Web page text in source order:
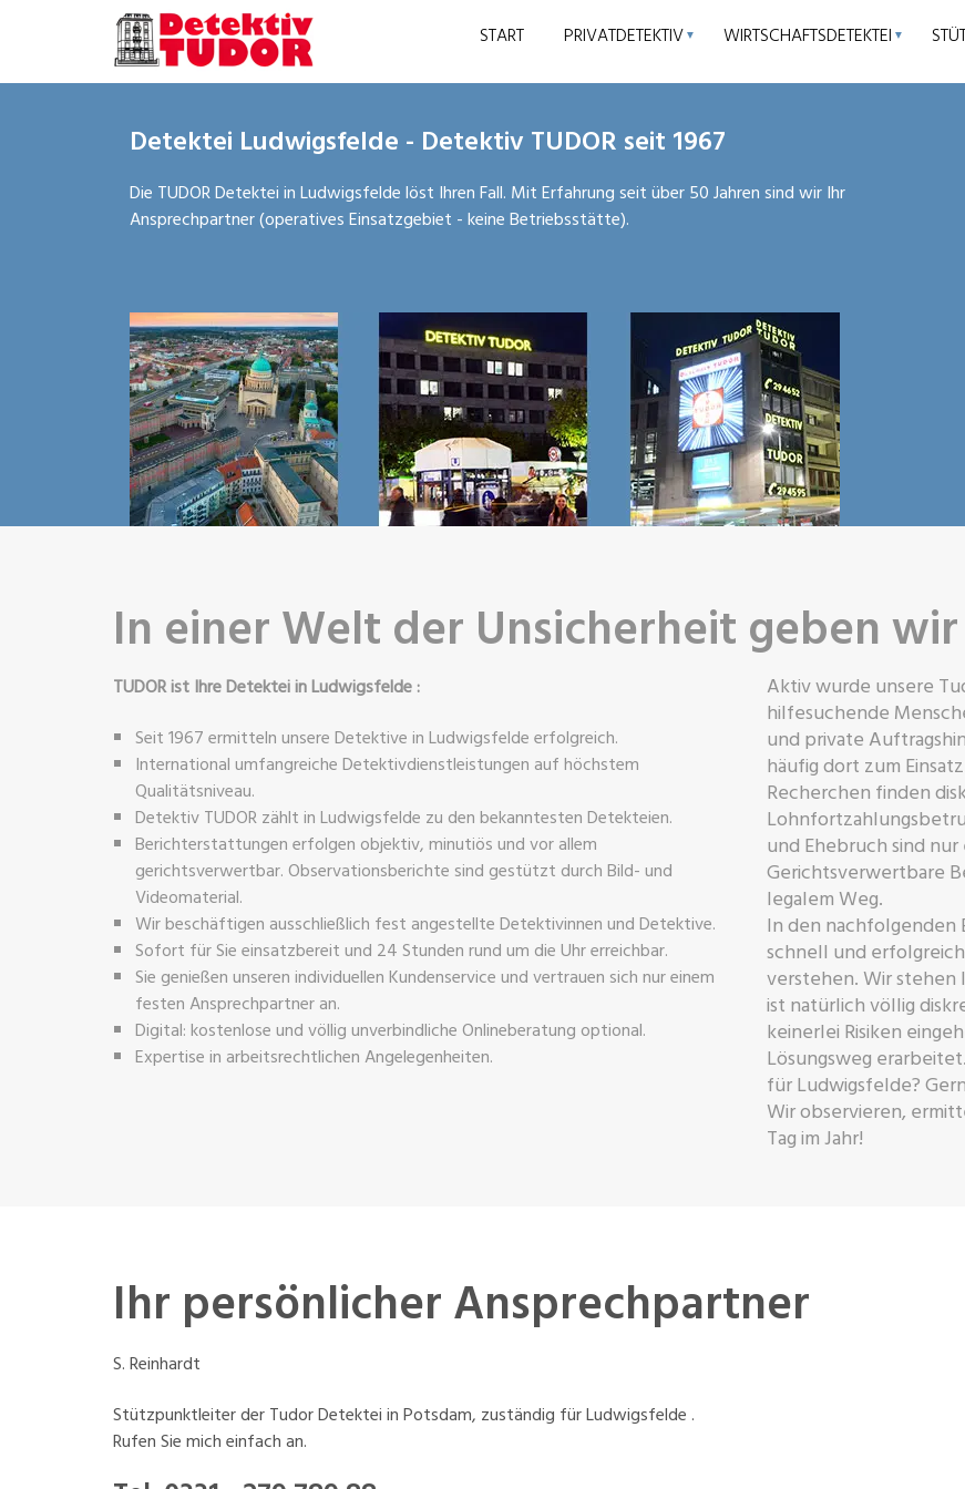
START PRIVATDETEKTIV ▼ WIRTSCHAFTSDETEKTEI ▼
Detektei Ludwigsfelde - Detektiv TUDOR seit 1967
Die TUDOR Detektei in Ludwigsfelde löst Ihren Fall. Mit Erfahrung seit über 50 Jahren sind wir Ihr
Ansprechpartner (operatives Einsatzgebiet - keine Betriebsstätte).
In einer Welt der Unsicherheit geben
TUDOR ist Ihre Detektei in Ludwigsfelde :
Seit 1967 ermitteln unsere Detektive in Ludwigsfelde erfolgreich.
International umfangreiche Detektivdienstleistungen auf höchstem
Qualitätsniveau.
Detektiv TUDOR zählt in Ludwigsfelde zu den bekanntesten Detekteien.
Berichterstattungen erfolgen objektiv, minutiös und vor allem
gerichtsverwertbar. Observationsberichte sind gestützt durch Bild- und
Videomaterial.
Wir beschäftigen ausschließlich fest angestellte Detektivinnen und Detektive.
Sofort für Sie einsatzbereit und 24 Stunden rund um die Uhr erreichbar.
Sie genießen unseren individuellen Kundenservice und vertrauen sich nur einem
festen Ansprechpartner an.
Digital: kostenlose und völlig unverbindliche Onlineberatung optional.
Expertise in arbeitsrechtlichen Angelegenheiten.
Aktiv wurde unsere
hilfesuchende
und private
häufig dort zum
Recherchen finden
und Ehebruch sind
Gerichtsverwertbare
legalem Weg.
In den nachfolgenden
schnell und
verstehen. Wir stehen
ist natürlich völlig
keinerlei Risiken
Lösungsweg
für Ludwigsfelde?
Wir observieren,
Tag im Jahr!
Ihr persönlicher Ansprechpartner
S. Reinhardt
Stützpunktleiter der Tudor Detektei in Potsdam, zuständig für Ludwigsfelde .
Rufen Sie mich einfach an.